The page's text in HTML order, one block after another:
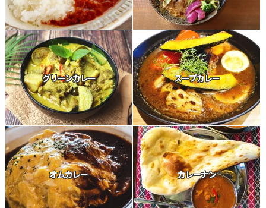
グリーンカレー スープカレー
オムカレー カレーナン